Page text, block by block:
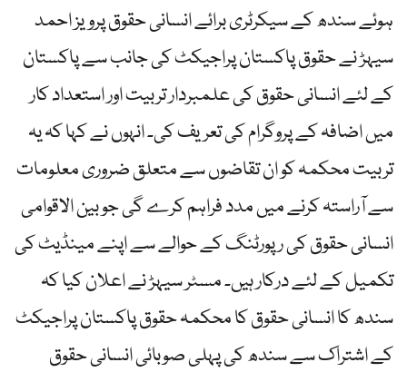
ہوئے سندھ کے سیکرٹری برائے انسانی حقوق پرویز احمد
سیہڑ نے حقوق پاکستان پراجیکٹ کی جانب سے پاکستان
کے لئے انسانی حقوق کی علمبردار تربیت اور استعداد کار
میں اضافہ کے پروگرام کی تعریف کی۔ انہوں نے کہا کہ یہ
تربیت محکمہ کو ان تقاضوں سے متعلق ضروری معلومات
سے آراستہ کرنے میں مدد فراہم کرے گی جو بین الاقوامی
انسانی حقوق کی رپورٹنگ کے حوالے سے اپنے مینڈیٹ کی
تکمیل کے لئے درکار ہیں۔ مسٹر سیہڑ نے اعلان کیا کہ
سندھ کا انسانی حقوق کا محکمہ حقوق پاکستان پراجیکٹ
کے اشتراک سے سندھ کی پہلی صوبائی انسانی حقوق